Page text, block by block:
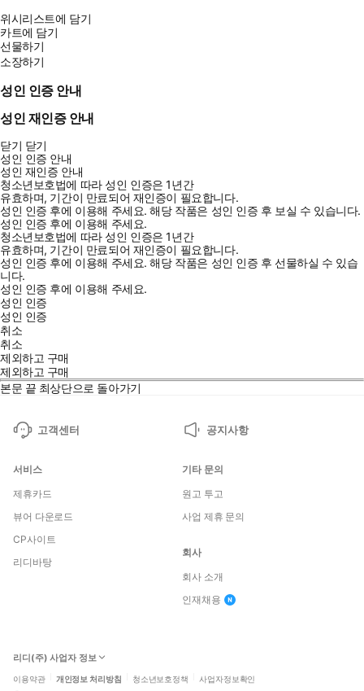
위시리스트에 담기
카트에 담기
선물하기
소장하기
성인 인증 안내
성인 재인증 안내
닫기 닫기
성인 인증 안내
성인 재인증 안내
청소년보호법에 따라 성인 인증은 1년간
유효하며, 기간이 만료되어 재인증이 필요합니다.
성인 인증 후에 이용해 주세요.해당 작품은 성인 인증 후 보실 수 있습니다.
성인 인증 후에 이용해 주세요.
청소년보호법에 따라 성인 인증은 1년간
유효하며, 기간이 만료되어 재인증이 필요합니다.
성인 인증 후에 이용해 주세요.해당 작품은 성인 인증 후 선물하실 수 있습
니다.
성인 인증 후에 이용해 주세요.
성인 인증
성인 인증
취소
취소
제외하고 구매
제외하고 구매
본문 끝 최상단으로 돌아가기
고객센터 공지사항
서비스
제휴카드
뷰어 다운로드
CP사이트
리디바탕
기타 문의
원고 투고
사업 제휴 문의
회사
회사 소개
인재채용
리디(주) 사업자 정보
이용약관 개인정보 처리방침 청소년보호정책 사업자정보확인